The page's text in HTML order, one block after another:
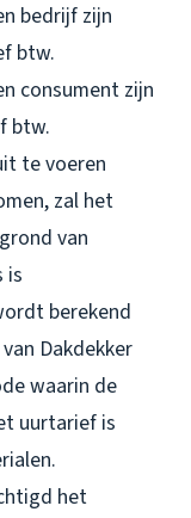
bedrijf zijn
btw.
consument zijn
btw.
te voeren
zal het
van
is
berekend
Dakdekker
waarin de
uurtarief is
het